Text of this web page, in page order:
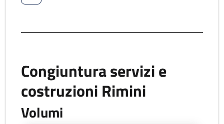
Congiuntura servizi e
costruzioni Rimini
Volumi